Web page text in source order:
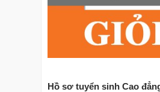
Hồ sơ tuyển sinh Cao